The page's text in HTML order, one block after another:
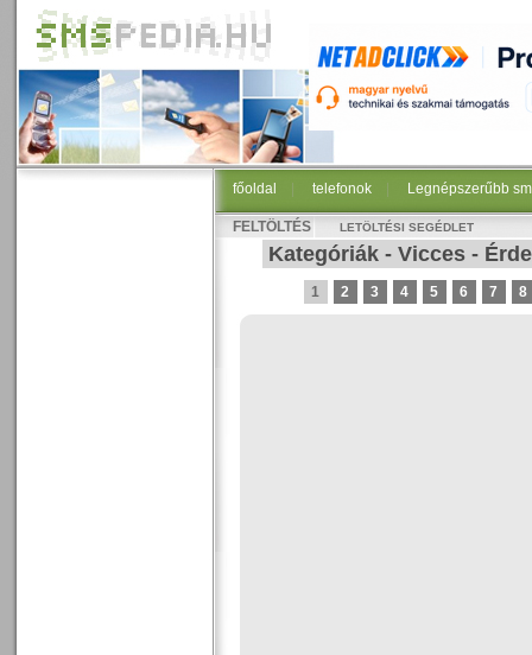
főoldal telefonok Legnépszerűbb
FELTÖLTÉS LETÖLTÉSI SEGÉDLET
Kategóriák - Vicces -
1 2 3 4 5 6 7 8